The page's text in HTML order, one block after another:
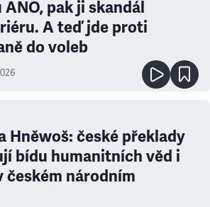
ANO, pak ji skandál
A teď jde proti
do voleb
Hněwoš: české překlady
bídu humanitních věd i
českém národním